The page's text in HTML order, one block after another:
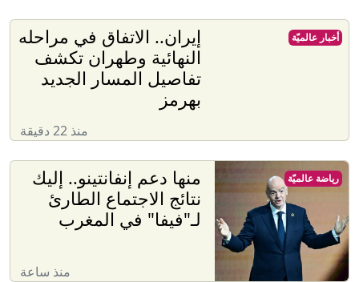
إيران.. الاتفاق في مراحله
النهائية وطهران تكشف
تفاصيل المسار الجديد
بهرمز
منذ 22 دقيقة
أخبار عالميّة
منها دعم إنفانتينو.. إليك
نتائج الاجتماع الطارئ
لـ"فيفا" في المغرب
منذ ساعة
رياضة عالميّة